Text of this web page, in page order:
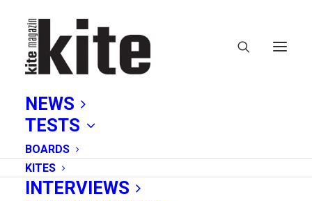
NEWS
TESTS
BOARDS
KITES
INTERVIEWS